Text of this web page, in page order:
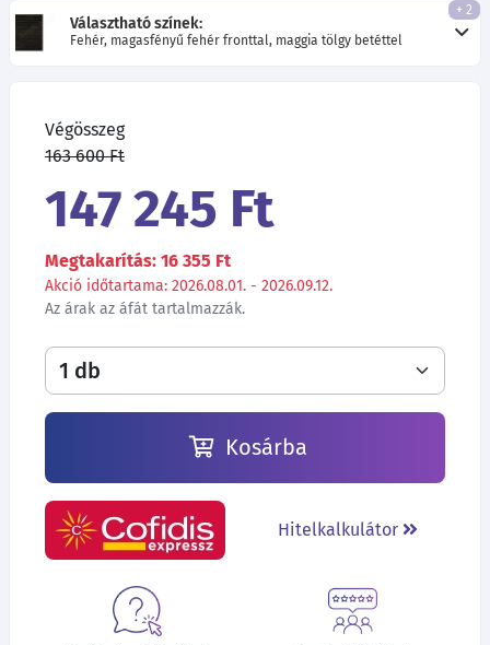
Választható színek:
Fehér, magasfényű fehér fronttal, maggia tölgy betéttel
+ 2
Végösszeg
163 600 Ft
147 245 Ft
Megtakarítás: 16 355 Ft
Akció időtartama: 2026.08.01. - 2026.09.12.
Az árak az áfát tartalmazzák.
Kosárba
Hitelkalkulátor